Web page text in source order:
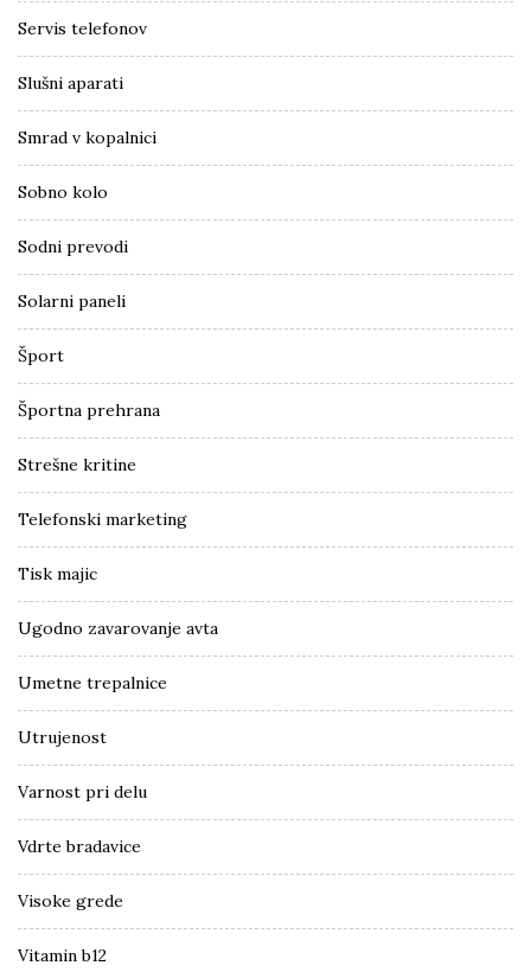
Servis telefonov
Slušni aparati
Smrad v kopalnici
Sobno kolo
Sodni prevodi
Solarni paneli
Šport
Športna prehrana
Strešne kritine
Telefonski marketing
Tisk majic
Ugodno zavarovanje avta
Umetne trepalnice
Utrujenost
Varnost pri delu
Vdrte bradavice
Visoke grede
Vitamin b12